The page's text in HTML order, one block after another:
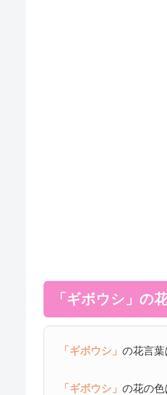
「ギボウシ」の
「ギボウシ」の花言葉
「ギボウシ」の花の色